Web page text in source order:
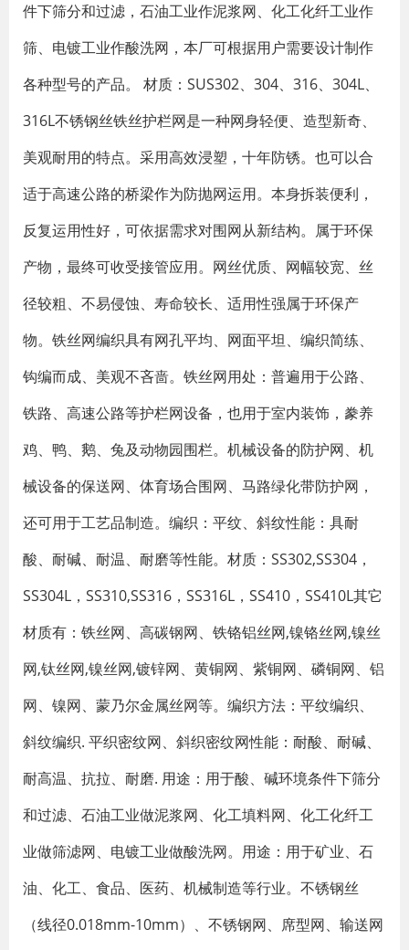
件下筛分和过滤，石油工业作泥浆网、化工化纤工业作
筛、电镀工业作酸洗网，本厂可根据用户需要设计制作
各种型号的产品。 材质：SUS302、304、316、304L、
316L不锈钢丝铁丝护栏网是一种网身轻便、造型新奇、
美观耐用的特点。采用高效浸塑，十年防锈。也可以合
适于高速公路的桥梁作为防抛网运用。本身拆装便利，
反复运用性好，可依据需求对围网从新结构。属于环保
产物，最终可收受接管应用。网丝优质、网幅较宽、丝
径较粗、不易侵蚀、寿命较长、适用性强属于环保产
物。铁丝网编织具有网孔平均、网面平坦、编织简练、
钩编而成、美观不吝啬。铁丝网用处：普遍用于公路、
铁路、高速公路等护栏网设备，也用于室内装饰，豢养
鸡、鸭、鹅、兔及动物园围栏。机械设备的防护网、机
械设备的保送网、体育场合围网、马路绿化带防护网，
还可用于工艺品制造。编织：平纹、斜纹性能：具耐
酸、耐碱、耐温、耐磨等性能。材质：SS302,SS304，
SS304L，SS310,SS316，SS316L，SS410，SS410L其它
材质有：铁丝网、高碳钢网、铁铬铝丝网,镍铬丝网,镍丝
网,钛丝网,镍丝网,镀锌网、黄铜网、紫铜网、磷铜网、铝
网、镍网、蒙乃尔金属丝网等。编织方法：平纹编织、
斜纹编织. 平织密纹网、斜织密纹网性能：耐酸、耐碱、
耐高温、抗拉、耐磨. 用途：用于酸、碱环境条件下筛分
和过滤、石油工业做泥浆网、化工填料网、化工化纤工
业做筛滤网、电镀工业做酸洗网。用途：用于矿业、石
油、化工、食品、医药、机械制造等行业。不锈钢丝
（线径0.018mm-10mm）、不锈钢网、席型网、输送网